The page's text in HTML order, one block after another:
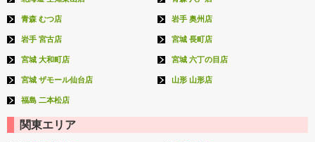
青森 むつ店 岩手 奥州店
岩手 宮古店 宮城 長町店
宮城 大和町店 宮城 六丁の目店
宮城 ザモール仙台店 山形 山形店
福島 二本松店
関東エリア